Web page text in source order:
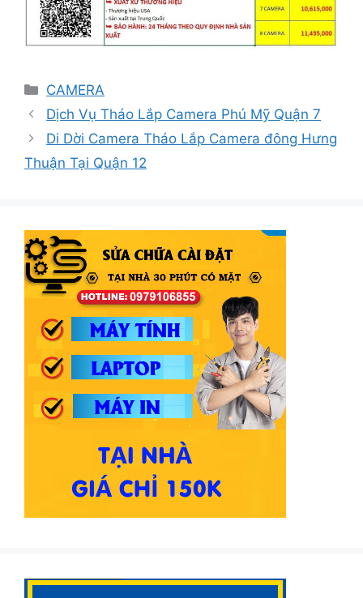
Danh
mục
CAMERA
Dịch Vụ Tháo Lắp Camera Phú Mỹ Quận 7
Di Dời Camera Tháo Lắp Camera đông Hưng
Thuận Tại Quận 12